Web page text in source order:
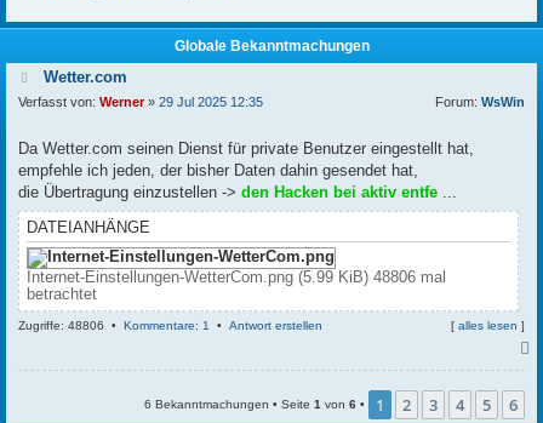
Globale Bekanntmachungen
Wetter.com
Verfasst von: Werner» 29 Jul 2025 12:35 Forum: WsWin
Da Wetter.com seinen Dienst für private Benutzer eingestellt hat,
empfehle ich jeden, der bisher Daten dahin gesendet hat,
die Übertragung einzustellen -> den Hacken bei aktiv entfe ...
DATEIANHÄNGE
Internet-Einstellungen-WetterCom.png (5.99 KiB) 48806 mal
betrachtet
Zugriffe: 48806 • Kommentare: 1 • Antwort erstellen [ alles lesen ]
6 Bekanntmachungen • Seite 1 von 6 • 1 2 3 4 5 6